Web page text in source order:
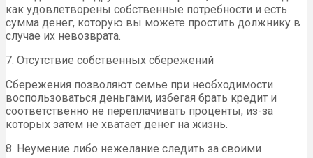
как удовлетворены собственные потребности и есть
сумма денег, которую вы можете простить должнику в
случае их невозврата.
7. Отсутствие собственных сбережений
Сбережения позволяют семье при необходимости
воспользоваться деньгами, избегая брать кредит и
соответственно не переплачивать проценты, из-за
которых затем не хватает денег на жизнь.
8. Неумение либо нежелание следить за своими